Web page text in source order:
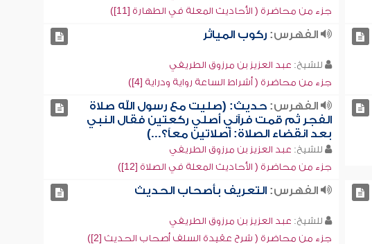
جزء من محاضرة ( الأحاديث المعلة في الطهارة [11])
الفهرس: ركوب المياثر
للشيخ: عبد العزيز بن مرزوق الطريفي
جزء من محاضرة ( أشراط الساعة رواية ودراية [4])
الفهرس: حديث: (صليت مع رسول الله صلاة
الفجر ثم قمت فرآني أصلي ركعتين فقال النبي
بعد انقضاء الصلاة: أصلاتين معاً؟...)
للشيخ: عبد العزيز بن مرزوق الطريفي
جزء من محاضرة ( الأحاديث المعلة في الصلاة [12])
الفهرس: التعريف بأصحاب الحديث
للشيخ: عبد العزيز بن مرزوق الطريفي
جزء من محاضرة ( شرح عقيدة السلف أصحاب الحديث [2])